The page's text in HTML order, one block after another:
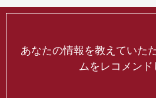
あなたの情報を教えていた
ムをレコメンド